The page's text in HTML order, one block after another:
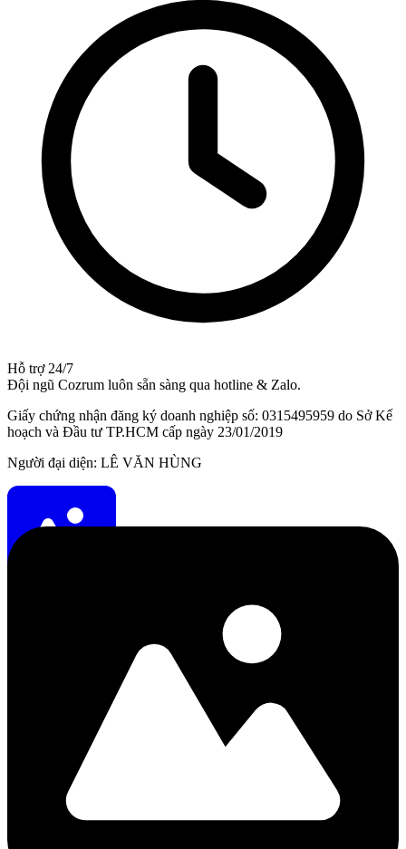
Hỗ trợ 24/7
Đội ngũ Cozrum luôn sẵn sàng qua hotline & Zalo.
Giấy chứng nhận đăng ký doanh nghiệp số: 0315495959 do Sở Kế
hoạch và Đầu tư TP.HCM cấp ngày 23/01/2019
Người đại diện: LÊ VĂN HÙNG